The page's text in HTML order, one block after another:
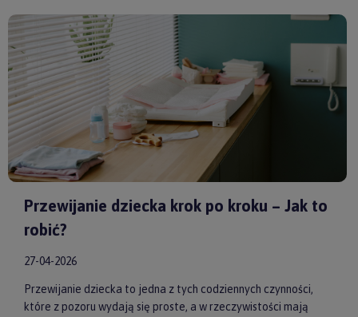
model od sprawdzonych producentów, takich jakby ASTRUP,
HuggimalsczyMembantu
, masz pewność, że dajesz swojemu
dziecku bezpieczne i skuteczne wsparcie każdego dnia.
Przewijanie dziecka krok po kroku – Jak to
robić?
27-04-2026
Przewijanie dziecka to jedna z tych codziennych czynności,
które z pozoru wydają się proste, a w rzeczywistości mają